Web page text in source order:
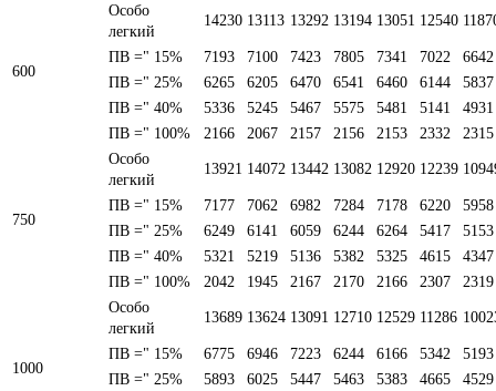
600
Особо
легкий
14230 13113 13292 13194 13051 12540
ПВ =" 15% 7193 7100 7423 7805 7341 7022
6642
ПВ =" 25%
6265 6205 6470 6541 6460 6144
5837
ПВ =" 40%
5336 5245 5467 5575 5481 5141
4931
ПВ =" 100%
2166 2067 2157 2156 2153 2332 2315
750
Особо
легкий
13921 14072 13442 13082 12920 12239
ПВ =" 15% 7177 7062 6982 7284 7178 6220
5958
ПВ =" 25%
6249 6141 6059 6244 6264 5417
5153
ПВ =" 40%
5321 5219 5136 5382 5325 4615
4347
ПВ =" 100%
2042 1945 2167 2170 2166 2307 2319
1000
Особо
легкий
13689 13624 13091 12710 12529 11286
ПВ =" 15% 6775 6946 7223 6244 6166 5342
5193
ПВ =" 25%
5893 6025 5447 5463 5383 4665 4529